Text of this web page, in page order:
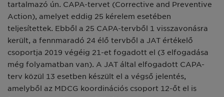
tartalmazó ún. CAPA-tervet (Corrective and Preventive
Action), amelyet eddig 25 kérelem esetében
teljesítettek. Ebből a 25 CAPA-tervből 1 visszavonásra
került, a fennmaradó 24 élő tervből a JAT értékelő
csoportja 2019 végéig 21-et fogadott el (3 elfogadása
még folyamatban van). A JAT által elfogadott CAPA-
terv közül 13 esetben készült el a végső jelentés,
amelyből az MDCG koordinációs csoport 12-őt el is